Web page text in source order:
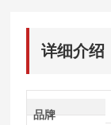
详细介绍
品牌